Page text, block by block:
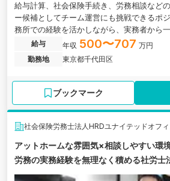
給与計算、社会保険手続き、労務相談など
ー候補としてチーム運営にも挑戦できるポ
務所での経験を活かしながら、実務者から
える側へキャリアを広げたい方に向いていま
給与 年収 500〜707 万円
勤務地
東京都千代田区
ブックマーク
社会保険労務士法人HRDユナイテッドオフ
アットホームな雰囲気×相談しやすい環
労務の実務経験を無理なく積める社労士